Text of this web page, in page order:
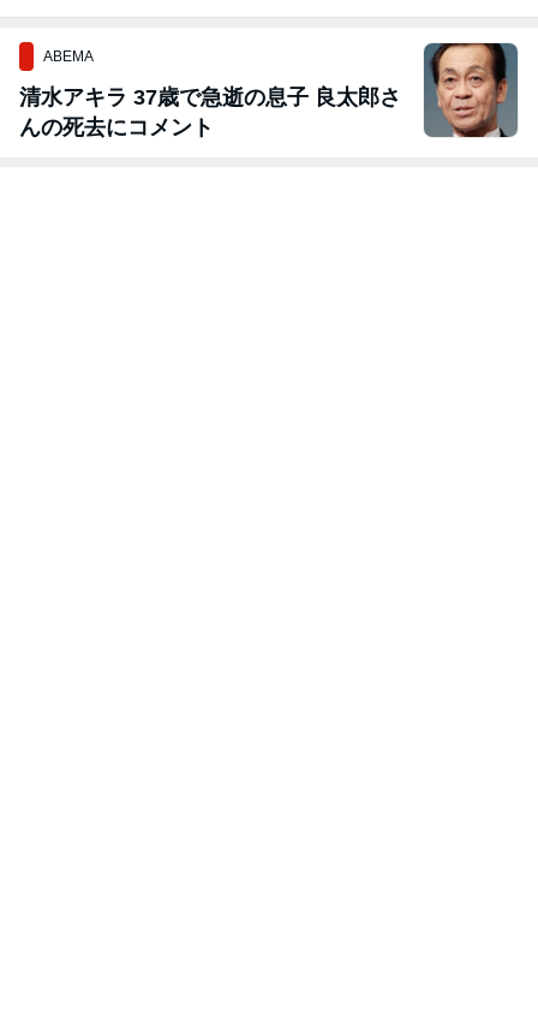
ABEMA
清水アキラ 37歳で急逝の息子 良太郎さ
んの死去にコメント